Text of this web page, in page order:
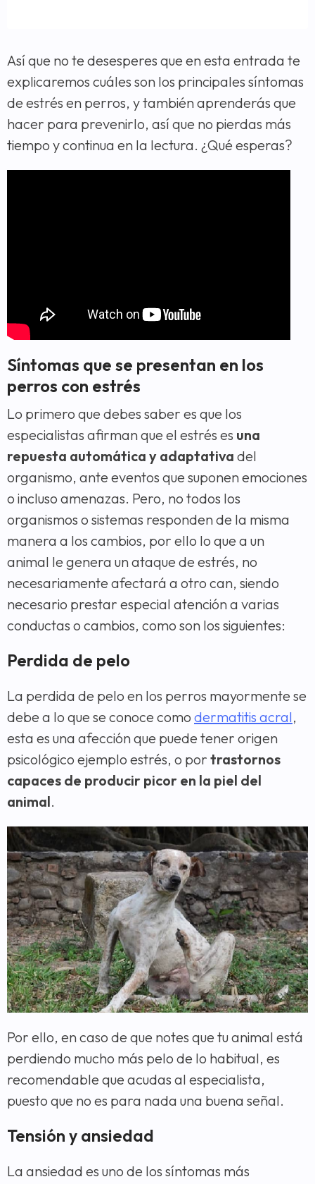
Así que no te desesperes que en esta entrada te
explicaremos cuáles son los principales síntomas
de estrés en perros, y también aprenderás que
hacer para prevenirlo, así que no pierdas más
tiempo y continua en la lectura. ¿Qué esperas?
Síntomas que se presentan en los
perros con estrés
Lo primero que debes saber es que los
especialistas afirman que el estrés es una
repuesta automática y adaptativa del
organismo, ante eventos que suponen emociones
o incluso amenazas. Pero, no todos los
organismos o sistemas responden de la misma
manera a los cambios, por ello lo que a un
animal le genera un ataque de estrés, no
necesariamente afectará a otro can, siendo
necesario prestar especial atención a varias
conductas o cambios, como son los siguientes:
Perdida de pelo
La perdida de pelo en los perros mayormente se
debe a lo que se conoce como dermatitis acral,
esta es una afección que puede tener origen
psicológico ejemplo estrés, o por trastornos
capaces de producir picor en la piel del
animal.
Por ello, en caso de que notes que tu animal está
perdiendo mucho más pelo de lo habitual, es
recomendable que acudas al especialista,
puesto que no es para nada una buena señal.
Tensión y ansiedad
La ansiedad es uno de los síntomas más